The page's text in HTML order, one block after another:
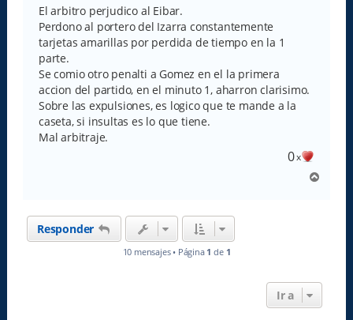
s
a
j
e
El arbitro perjudico al Eibar.
Perdono al portero del Izarra constantemente
tarjetas amarillas por perdida de tiempo en la 1
parte.
Se comio otro penalti a Gomez en el la primera
accion del partido, en el minuto 1, aharron clarisimo.
Sobre las expulsiones, es logico que te mande a la
caseta, si insultas es lo que tiene.
Mal arbitraje.
0x
Responder
10 mensajes • Página 1 de 1
Ir a